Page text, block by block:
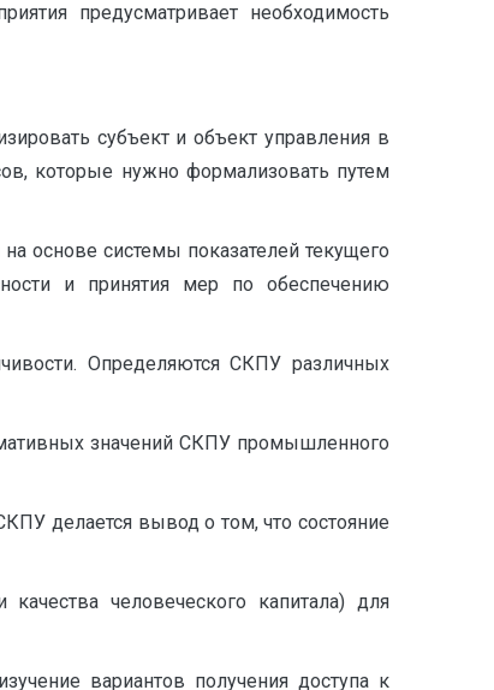
предусматривает необходимость
субъект и объект управления в
которые нужно формализовать путем
основе системы показателей текущего
и принятия мер по обеспечению
Определяются СКПУ различных
значений СКПУ промышленного
делается вывод о том, что состояние
человеческого капитала) для
вариантов получения доступа к